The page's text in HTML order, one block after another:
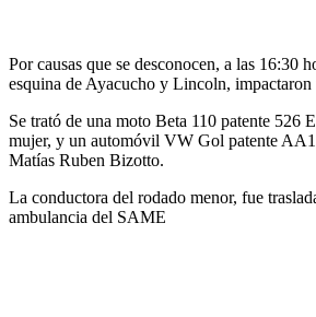
Por causas que se desconocen, a las 16:30
esquina de Ayacucho y Lincoln,
Se trató de una moto Beta 110 patente 526
mujer, y un automóvil VW Gol patente
Matías Ruben Bizotto.
La conductora del rodado menor, fue
ambulancia del SAME